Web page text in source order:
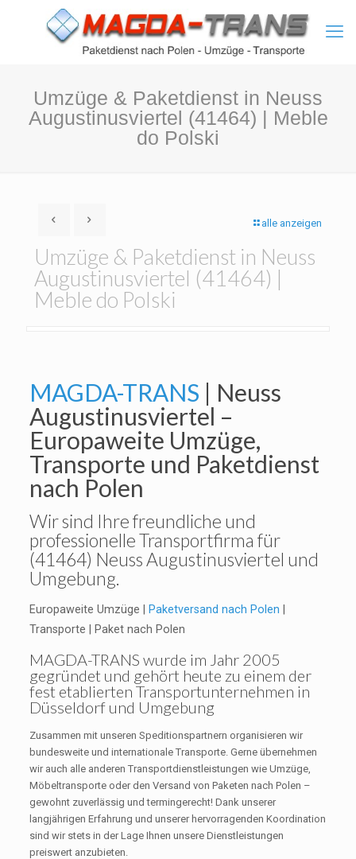
Umzüge & Paketdienst in Neuss
Augustinusviertel (41464) | Meble
do Polski
alle anzeigen
Umzüge & Paketdienst in Neuss
Augustinusviertel (41464) |
Meble do Polski
MAGDA-TRANS | Neuss
Augustinusviertel –
Europaweite Umzüge,
Transporte und Paketdienst
nach Polen
Wir sind Ihre freundliche und
professionelle Transportfirma für
(41464) Neuss Augustinusviertel und
Umgebung.
Europaweite Umzüge | Paketversand nach Polen
Transporte | Paket nach Polen
MAGDA-TRANS wurde im Jahr 2005
gegründet und gehört heute zu einem der
fest etablierten Transportunternehmen in
Düsseldorf und Umgebung
Zusammen mit unseren Speditionspartnern organisieren wir
bundesweite und internationale Transporte. Gerne übernehmen
wir auch alle anderen Transportdienstleistungen wie Umzüge,
Möbeltransporte oder den Versand von Paketen nach Polen –
gewohnt zuverlässig und termingerecht! Dank unserer
langjährigen Erfahrung und unserer hervorragenden Koordination
sind wir stets in der Lage Ihnen unsere Dienstleistungen
preiswert anzubieten.